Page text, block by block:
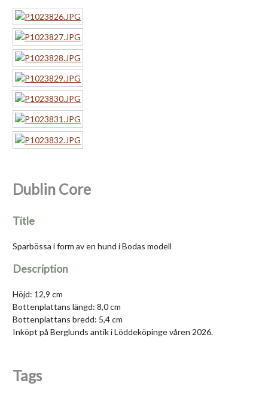
Dublin Core
Title
Sparbössa i form av en hund i Bodas modell
Description
Höjd: 12,9 cm
Bottenplattans längd: 8,0 cm
Bottenplattans bredd: 5,4 cm
Inköpt på Berglunds antik i Löddeköpinge våren 2026.
Tags